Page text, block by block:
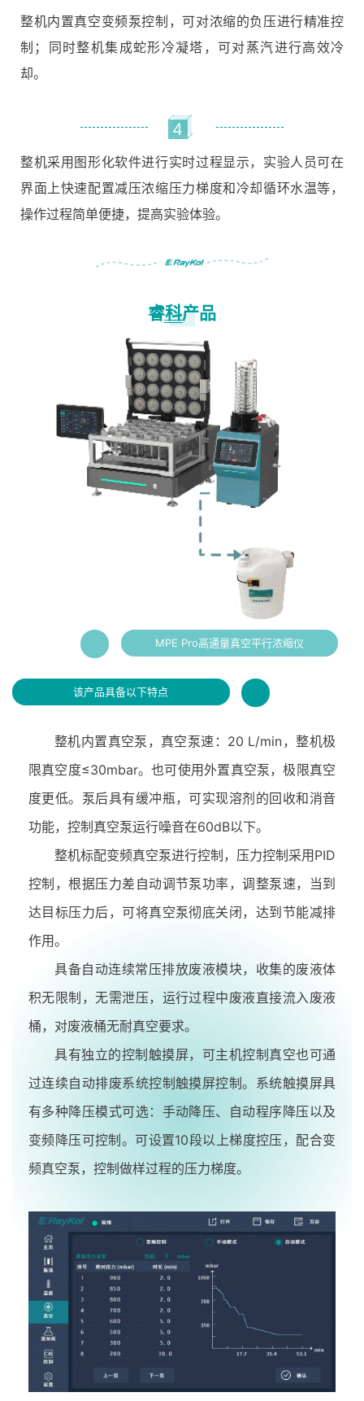
整机内置真空变频泵控制，可对浓缩的负压进行精准控
制；同时整机集成蛇形冷凝塔，可对蒸汽进行高效冷
却。
4
整机采用图形化软件进行实时过程显示，实验人员可在
界面上快速配置减压浓缩压力梯度和冷却循环水温等，
操作过程简单便捷，提高实验体验。
睿科产品
MPE Pro高通量真空平行浓缩仪
该产品具备以下特点
整机内置真空泵，真空泵速：20 L/min，整机极
限真空度≤30mbar。也可使用外置真空泵，极限真空
度更低。泵后具有缓冲瓶，可实现溶剂的回收和消音
功能，控制真空泵运行噪音在60dB以下。
整机标配变频真空泵进行控制，压力控制采用PID
控制，根据压力差自动调节泵功率，调整泵速，当到
达目标压力后，可将真空泵彻底关闭，达到节能减排
作用。
具备自动连续常压排放废液模块，收集的废液体
积无限制，无需泄压，运行过程中废液直接流入废液
桶，对废液桶无耐真空要求。
具有独立的控制触摸屏，可主机控制真空也可通
过连续自动排废系统控制触摸屏控制。系统触摸屏具
有多种降压模式可选：手动降压、自动程序降压以及
变频降压可控制。可设置10段以上梯度控压，配合变
频真空泵，控制做样过程的压力梯度。